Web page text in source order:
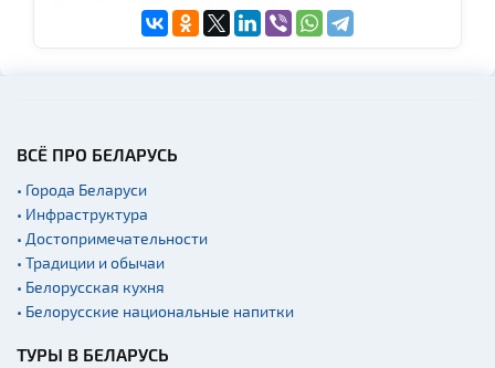
ВСЁ ПРО БЕЛАРУСЬ
• Города Беларуси
• Инфраструктура
• Достопримечательности
• Традиции и обычаи
• Белорусская кухня
• Белорусские национальные напитки
ТУРЫ В БЕЛАРУСЬ